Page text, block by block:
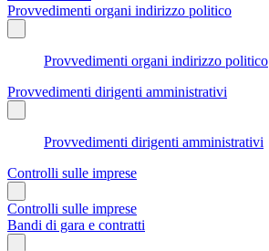
Provvedimenti organi indirizzo politico
Provvedimenti organi indirizzo politico
Provvedimenti dirigenti amministrativi
Provvedimenti dirigenti amministrativi
Controlli sulle imprese
Controlli sulle imprese
Bandi di gara e contratti